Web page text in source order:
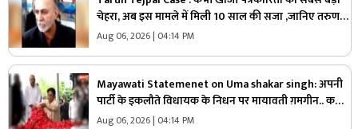
चेहरा, अब इस मामले में मिली 10 साल की सजा ,जानिए तरुण
तेजपाल की कहानी
Aug 06, 2026 | 04:14 PM
Mayawati Statemenet on Uma shakar singh: अपनी
पार्टी के इकलौते विधायक के निधन पर मायावती ग़मगीन.. कहा,
“वे मुझे अपनी सगी बहन मानते थे, कभी नहीं किया
Aug 06, 2026 | 04:14 PM